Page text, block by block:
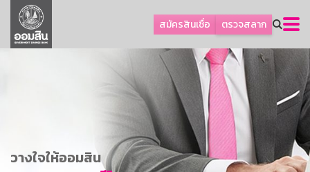
สมัครสินเชื่อ ตรวจสลาก
ลูกค้าธุรกิจ
ลูกค้าผู้ประกอบรายย่อย
การพัฒนาที่ยั่งยืน
ข่าวสาร
วางใจให้ออมสิน